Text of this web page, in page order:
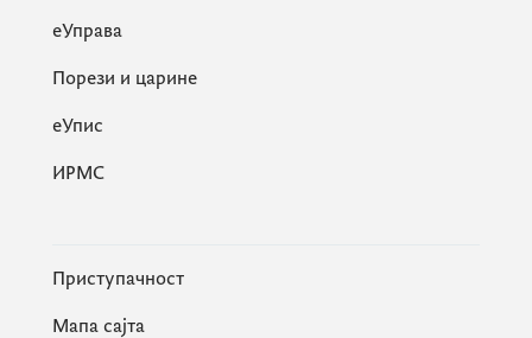
еУправа
Порези и царине
eУпис
ИРМС
Приступачност
Мапа сајта